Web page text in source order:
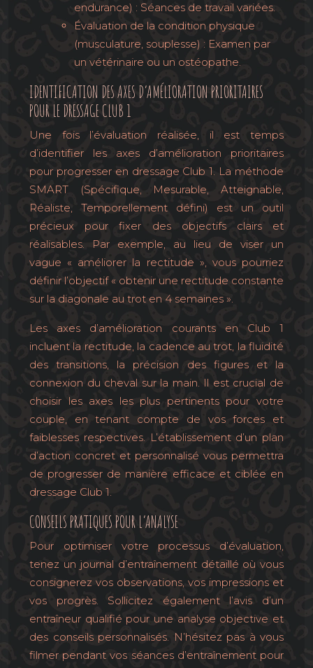
endurance) : Séances de travail variées.
Évaluation de la condition physique
(musculature, souplesse) : Examen par
un vétérinaire ou un ostéopathe.
IDENTIFICATION DES AXES D’AMÉLIORATION PRIORITAIRES
POUR LE DRESSAGE CLUB 1
Une fois l’évaluation réalisée, il est temps
d’identifier les axes d’amélioration prioritaires
pour progresser en dressage Club 1. La méthode
SMART (Spécifique, Mesurable, Atteignable,
Réaliste, Temporellement défini) est un outil
précieux pour fixer des objectifs clairs et
réalisables. Par exemple, au lieu de viser un
vague « améliorer la rectitude », vous pourriez
définir l’objectif « obtenir une rectitude constante
sur la diagonale au trot en 4 semaines ».
Les axes d’amélioration courants en Club 1
incluent la rectitude, la cadence au trot, la fluidité
des transitions, la précision des figures et la
connexion du cheval sur la main. Il est crucial de
choisir les axes les plus pertinents pour votre
couple, en tenant compte de vos forces et
faiblesses respectives. L’établissement d’un plan
d’action concret et personnalisé vous permettra
de progresser de manière efficace et ciblée en
dressage Club 1.
CONSEILS PRATIQUES POUR L’ANALYSE
Pour optimiser votre processus d’évaluation,
tenez un journal d’entraînement détaillé où vous
consignerez vos observations, vos impressions et
vos progrès. Sollicitez également l’avis d’un
entraîneur qualifié pour une analyse objective et
des conseils personnalisés. N’hésitez pas à vous
filmer pendant vos séances d’entraînement pour